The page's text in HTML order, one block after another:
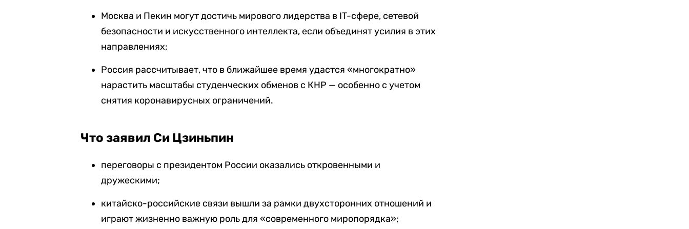
Москва и Пекин могут достичь мирового лидерства в IT-сфере, сетевой
безопасности и искусственного интеллекта, если объединят усилия в этих
направлениях;
Россия рассчитывает, что в ближайшее время удастся «многократно»
нарастить масштабы студенческих обменов с КНР — особенно с учетом
снятия коронавирусных ограничений.
Что заявил Си Цзиньпин
переговоры с президентом России оказались откровенными и
дружескими;
китайско-российские связи вышли за рамки двухсторонних отношений и
играют жизненно важную роль для «современного миропорядка»;